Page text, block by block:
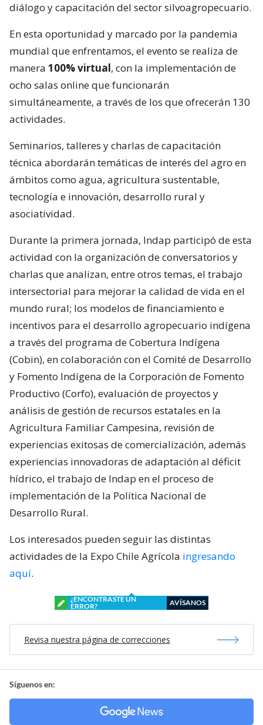
diálogo y capacitación del sector silvoagropecuario.
En esta oportunidad y marcado por la pandemia
mundial que enfrentamos, el evento se realiza de
manera 100% virtual, con la implementación de
ocho salas online que funcionarán
simultáneamente, a través de los que ofrecerán 130
actividades.
Seminarios, talleres y charlas de capacitación
técnica abordarán temáticas de interés del agro en
ámbitos como agua, agricultura sustentable,
tecnología e innovación, desarrollo rural y
asociatividad.
Durante la primera jornada, Indap participó de esta
actividad con la organización de conversatorios y
charlas que analizan, entre otros temas, el trabajo
intersectorial para mejorar la calidad de vida en el
mundo rural; los modelos de financiamiento e
incentivos para el desarrollo agropecuario indígena
a través del programa de Cobertura Indígena
(Cobin), en colaboración con el Comité de Desarrollo
y Fomento Indígena de la Corporación de Fomento
Productivo (Corfo), evaluación de proyectos y
análisis de gestión de recursos estatales en la
Agricultura Familiar Campesina, revisión de
experiencias exitosas de comercialización, además
experiencias innovadoras de adaptación al déficit
hídrico, el trabajo de Indap en el proceso de
implementación de la Política Nacional de
Desarrollo Rural.
Los interesados pueden seguir las distintas
actividades de la Expo Chile Agrícola ingresando
aquí.
¿ENCONTRASTE UN
ERROR?
AVÍSANOS
Revisa nuestra página de correcciones
Síguenos en: